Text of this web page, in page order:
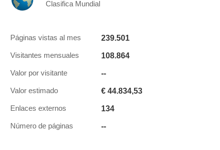
Clasifica Mundial
Páginas vistas al mes 239.501
Visitantes mensuales 108.864
Valor por visitante --
Valor estimado € 44.834,53
Enlaces externos 134
Número de páginas --